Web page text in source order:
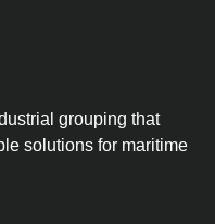
grouping that
solutions for maritime